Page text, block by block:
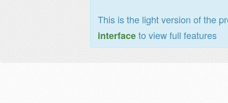
This is the light version of the
interfaceto view full features